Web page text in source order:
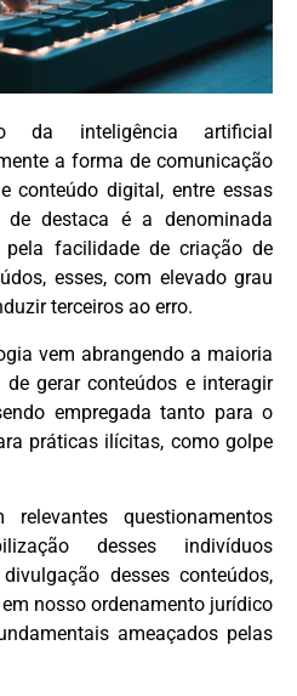
da inteligência artificial
a forma de comunicação
conteúdo digital, entre essas
destaca é a denominada
pela facilidade de criação de
esses, com elevado grau
terceiros ao erro.
vem abrangendo a maioria
gerar conteúdos e interagir
empregada tanto para o
práticas ilícitas, como golpe
relevantes questionamentos
desses indivíduos
desses conteúdos,
nosso ordenamento jurídico
ameaçados pelas